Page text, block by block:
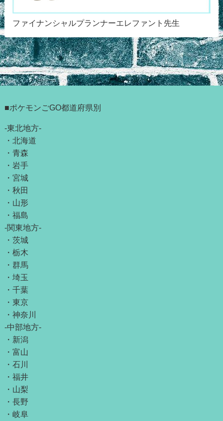
ファイナンシャルプランナーエレファント先生
■ポケモンごGO都道府県別
-東北地方-
・ 北海道
・ 青森
・ 岩手
・ 宮城
・ 秋田
・ 山形
・ 福島
-関東地方-
・ 茨城
・ 栃木
・ 群馬
・ 埼玉
・ 千葉
・ 東京
・ 神奈川
-中部地方-
・ 新潟
・ 富山
・ 石川
・ 福井
・ 山梨
・ 長野
・ 岐阜